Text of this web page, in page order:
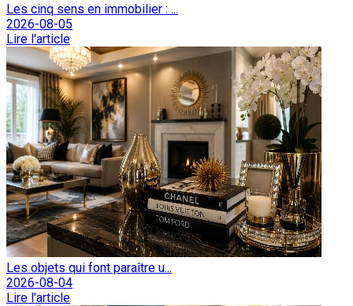
Les cinq sens en immobilier : ...
2026-08-05
Lire l'article
Les objets qui font paraître u...
2026-08-04
Lire l'article